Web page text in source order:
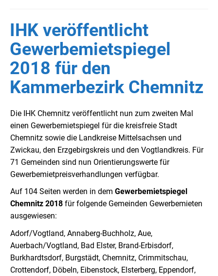
IHK veröffentlicht
Gewerbemietspiegel
2018 für den
Kammerbezirk Chemnitz
Die IHK Chemnitz veröffentlicht nun zum zweiten Mal
einen Gewerbemietspiegel für die kreisfreie Stadt
Chemnitz sowie die Landkreise Mittelsachsen und
Zwickau, den Erzgebirgskreis und den Vogtlandkreis. Für
71 Gemeinden sind nun Orientierungswerte für
Gewerbemietpreisverhandlungen verfügbar.
Auf 104 Seiten werden in dem Gewerbemietspiegel
Chemnitz 2018 für folgende Gemeinden Gewerbemieten
ausgewiesen:
Adorf/Vogtland, Annaberg-Buchholz, Aue,
Auerbach/Vogtland, Bad Elster, Brand-Erbisdorf,
Burkhardtsdorf, Burgstädt, Chemnitz, Crimmitschau,
Crottendorf, Döbeln, Eibenstock, Elsterberg, Eppendorf,